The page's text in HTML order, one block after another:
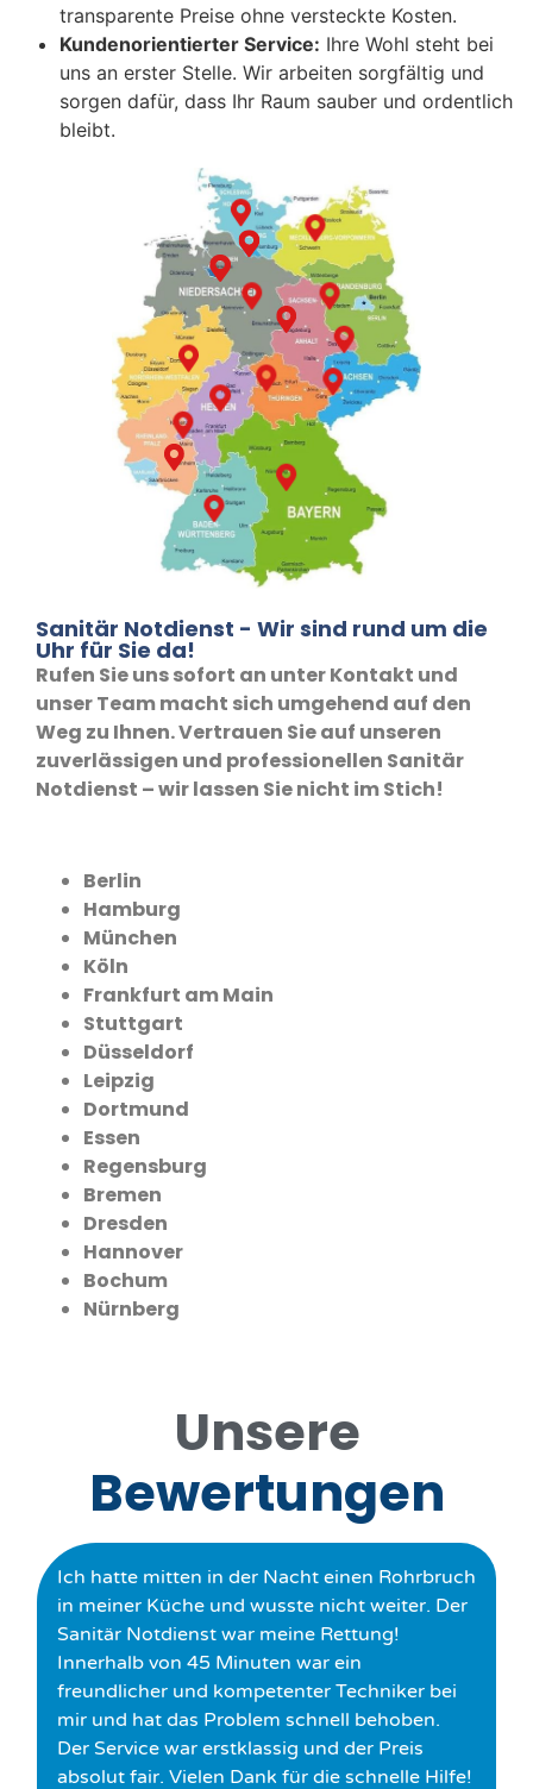
transparente Preise ohne versteckte Kosten.
Kundenorientierter Service: Ihre Wohl steht bei
uns an erster Stelle. Wir arbeiten sorgfältig und
sorgen dafür, dass Ihr Raum sauber und ordentlich
bleibt.
Sanitär Notdienst - Wir sind rund um die
Uhr für Sie da!
Rufen Sie uns sofort an unter Kontakt und
unser Team macht sich umgehend auf den
Weg zu Ihnen. Vertrauen Sie auf unseren
zuverlässigen und professionellen Sanitär
Notdienst – wir lassen Sie nicht im Stich!
Berlin
Hamburg
München
Köln
Frankfurt am Main
Stuttgart
Düsseldorf
Leipzig
Dortmund
Essen
Regensburg
Bremen
Dresden
Hannover
Bochum
Nürnberg
Unsere
Bewertungen
Ich hatte mitten in der Nacht einen Rohrbruch
in meiner Küche und wusste nicht weiter. Der
Sanitär Notdienst war meine Rettung!
Innerhalb von 45 Minuten war ein
freundlicher und kompetenter Techniker bei
mir und hat das Problem schnell behoben.
Der Service war erstklassig und der Preis
absolut fair. Vielen Dank für die schnelle Hilfe!